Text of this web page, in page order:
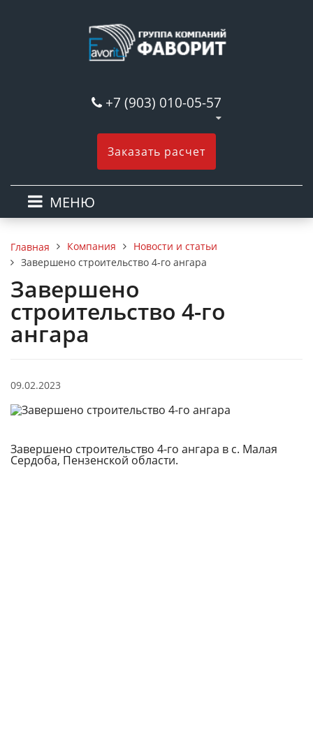
+7 (903) 010-05-57
Заказать расчет
МЕНЮ
Главная Компания
Новости и статьи
Завершено строительство 4-го ангара
Завершено
строительство 4-го
ангара
09.02.2023
Завершено строительство 4-го ангара в с. Малая
Сердоба, Пензенской области.